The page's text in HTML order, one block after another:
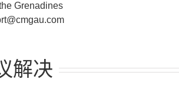
Grenadines
解决